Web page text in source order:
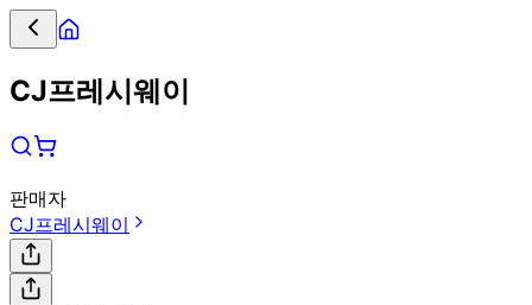
CJ프레시웨이
판매자
CJ프레시웨이